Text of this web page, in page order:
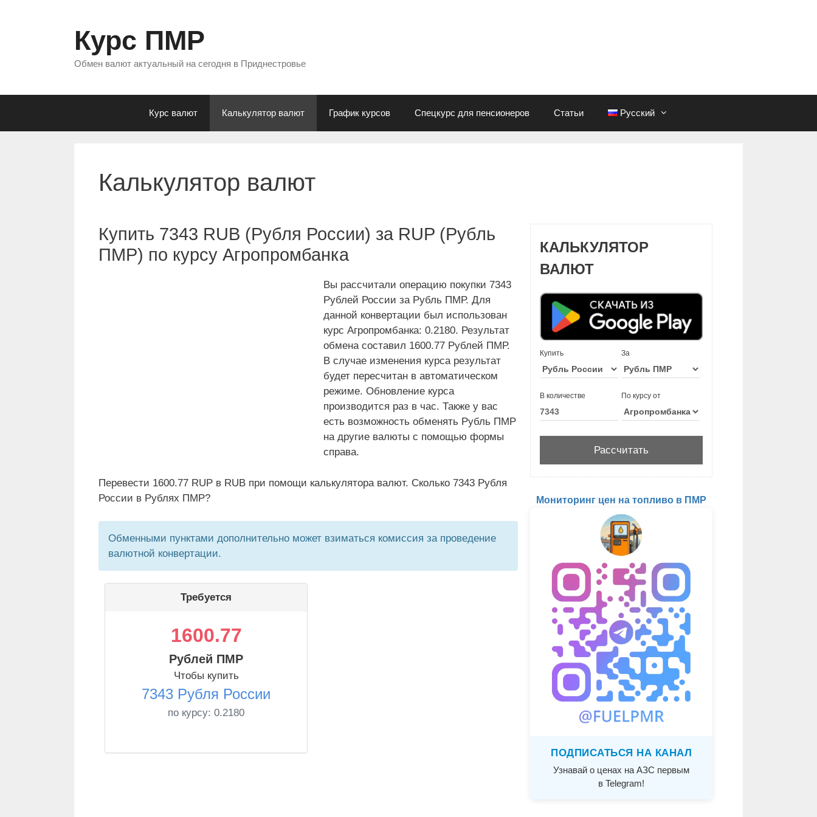
Курс ПМР
Обмен валют актуальный на сегодня в Приднестровье
Курс валют Калькулятор валют График курсов Спецкурс для пенсионеров Статьи Русский
Калькулятор валют
Купить 7343 RUB (Рубля России) за RUP (Рубль
ПМР) по курсу Агропромбанка
Вы рассчитали операцию покупки 7343
Рублей России за Рубль ПМР. Для
данной конвертации был использован
курс Агропромбанка: 0.2180. Результат
обмена составил 1600.77 Рублей ПМР.
В случае изменения курса результат
будет пересчитан в автоматическом
режиме. Обновление курса
производится раз в час. Также у вас
есть возможность обменять Рубль ПМР
на другие валюты с помощью формы
справа.
Перевести 1600.77 RUP в RUB при помощи калькулятора валют. Сколько 7343 Рубля
России в Рублях ПМР?
Обменными пунктами дополнительно может взиматься комиссия за проведение
валютной конвертации.
Требуется
1600.77
Рублей ПМР
Чтобы купить
7343 Рубля России
по курсу: 0.2180
КАЛЬКУЛЯТОР
ВАЛЮТ
Купить За
В количестве По курсу от
Мониторинг цен на топливо в ПМР
ПОДПИСАТЬСЯ НА КАНАЛ
Узнавай о ценах на АЗС первым
в Telegram!